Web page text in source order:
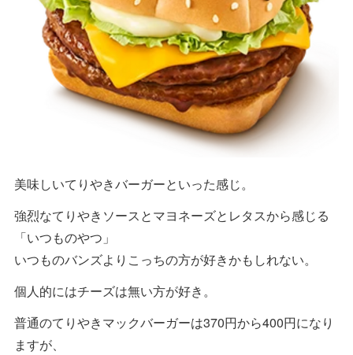
美味しいてりやきバーガーといった感じ。
強烈なてりやきソースとマヨネーズとレタスから感じる
「いつものやつ」
いつものバンズよりこっちの方が好きかもしれない。
個人的にはチーズは無い方が好き。
普通のてりやきマックバーガーは370円から400円になり
ますが、